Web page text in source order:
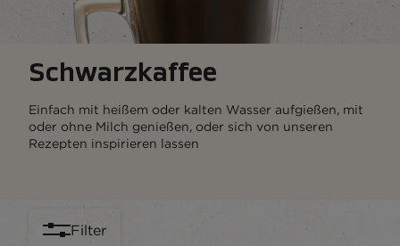
Schwarzkaffee
Einfach mit heißem oder kalten Wasser aufgießen, mit
oder ohne Milch genießen, oder sich von unseren
Rezepten inspirieren lassen
Filter